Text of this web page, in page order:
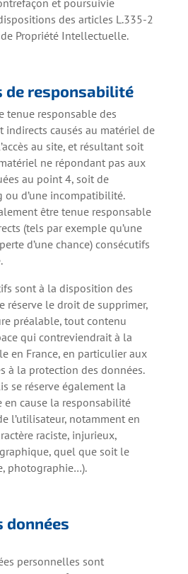
et poursuivie
des articles L.335-2
Propriété Intellectuelle.
de responsabilité
tenue responsable des
indirects causés au matériel de
au site, et résultant soit
ne répondant pas aux
au point 4, soit de
ou d’une incompatibilité.
être tenue responsable
(tels par exemple qu’une
d’une chance) consécutifs
sont à la disposition des
réserve le droit de supprimer,
préalable, tout contenu
qui contreviendrait à la
en France, en particulier aux
à la protection des données.
se réserve également la
cause la responsabilité
l’utilisateur, notamment en
raciste, injurieux,
quel que soit le
photographie…).
données
personnelles sont